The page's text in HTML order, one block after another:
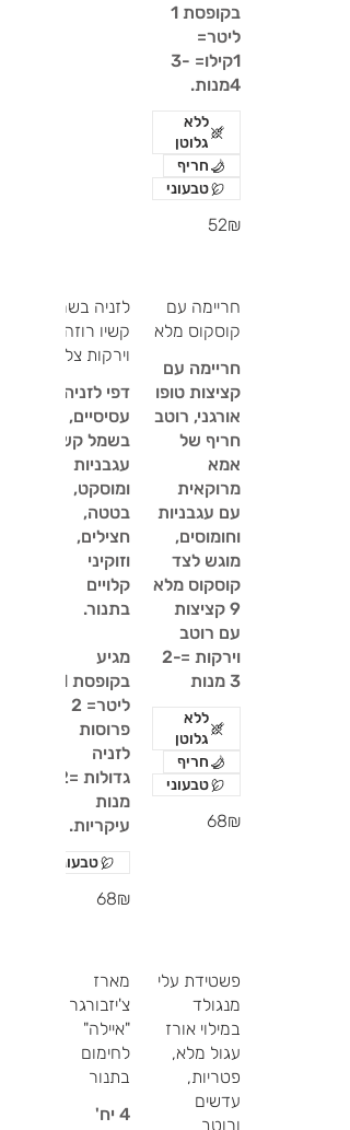
בקופסת 1
ליטר=
1קילו= 3-
4מנות.
‏52 ‏₪
ללא
גלוטן
חריף
טבעוני
חריימה עם
קוסקוס מלא
חריימה עם
קציצות טופו
אורגני, רוטב
חריף של
אמא
מרוקאית
עם עגבניות
וחומוסים,
מוגש לצד
9 קציצות
עם רוטב
וירקות =2-
3 מנות
‏68 ‏₪
ללא
גלוטן
חריף
טבעוני
לזניה בשמל
קשיו רוזה
וירקות צלויים
דפי לזניה
עסיסיים, עם
בשמל קשיו,
עגבניות
ומוסקט,
בטטה,
חצילים,
וזוקיני
קלויים
מגיע
בקופסת 1
ליטר= 2
פרוסות
לזניה
גדולות =2
מנות
עיקריות.
‏68 ‏₪
טבעוני
פשטידת עלי
מנגולד
במילוי אורז
עגול מלא,
פטריות,
עדשים
ורוטב
מארז
צ'יזבורגר
"איילה"
לחימום
בתנור
4 יח'